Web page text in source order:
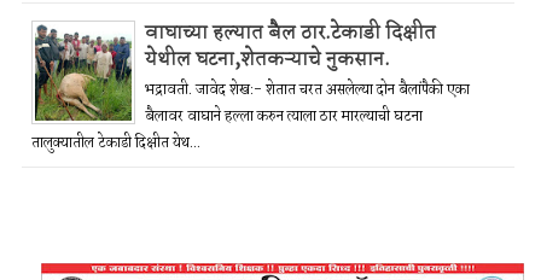
वाघाच्या हल्यात बैल ठार.टेकाडी दिक्षीत
येथील घटना,शेतकऱ्याचे नुकसान.
भद्रावती. जावेद शेख:- शेतात चरत असलेल्या दोन बैलांपैकी एका
बैलावर वाघाने हल्ला करुन त्याला ठार मारल्याची घटना
तालुक्यातील टेकाडी दिक्षीत येथ...